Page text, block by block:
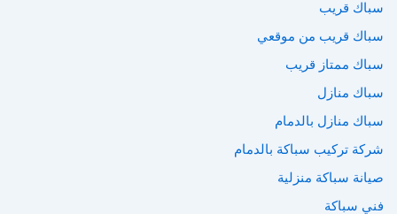
سباك قريب
سباك قريب من موقعي
سباك ممتاز قريب
سباك منازل
سباك منازل بالدمام
شركة تركيب سباكة بالدمام
صيانة سباكة منزلية
فني سباكة